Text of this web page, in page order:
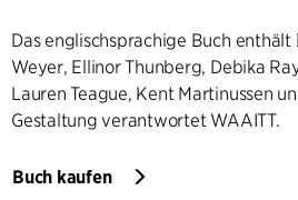
Das englischsprachige Buch
Weyer, Ellinor Thunberg, Debika
Lauren Teague, Kent Martinussen
Gestaltung verantwortet WAAITT.
Buch kaufen